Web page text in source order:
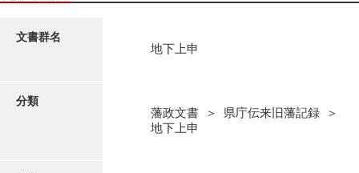
寛文期差出証文
更新履歴
文書群名
地下上申
分類
藩政文書 ＞ 県庁伝来旧藩記録 ＞
地下上申